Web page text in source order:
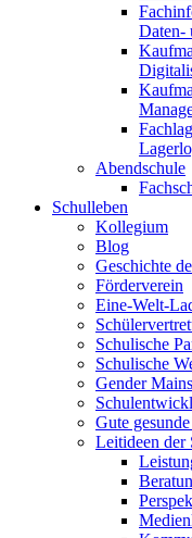
Daten-
Abendschule
Schulleben
Kollegium
Blog
Geschichte
Förderverein
Eine-Welt-
Schulische
Schulische
Gender
Gute
Leitideen der